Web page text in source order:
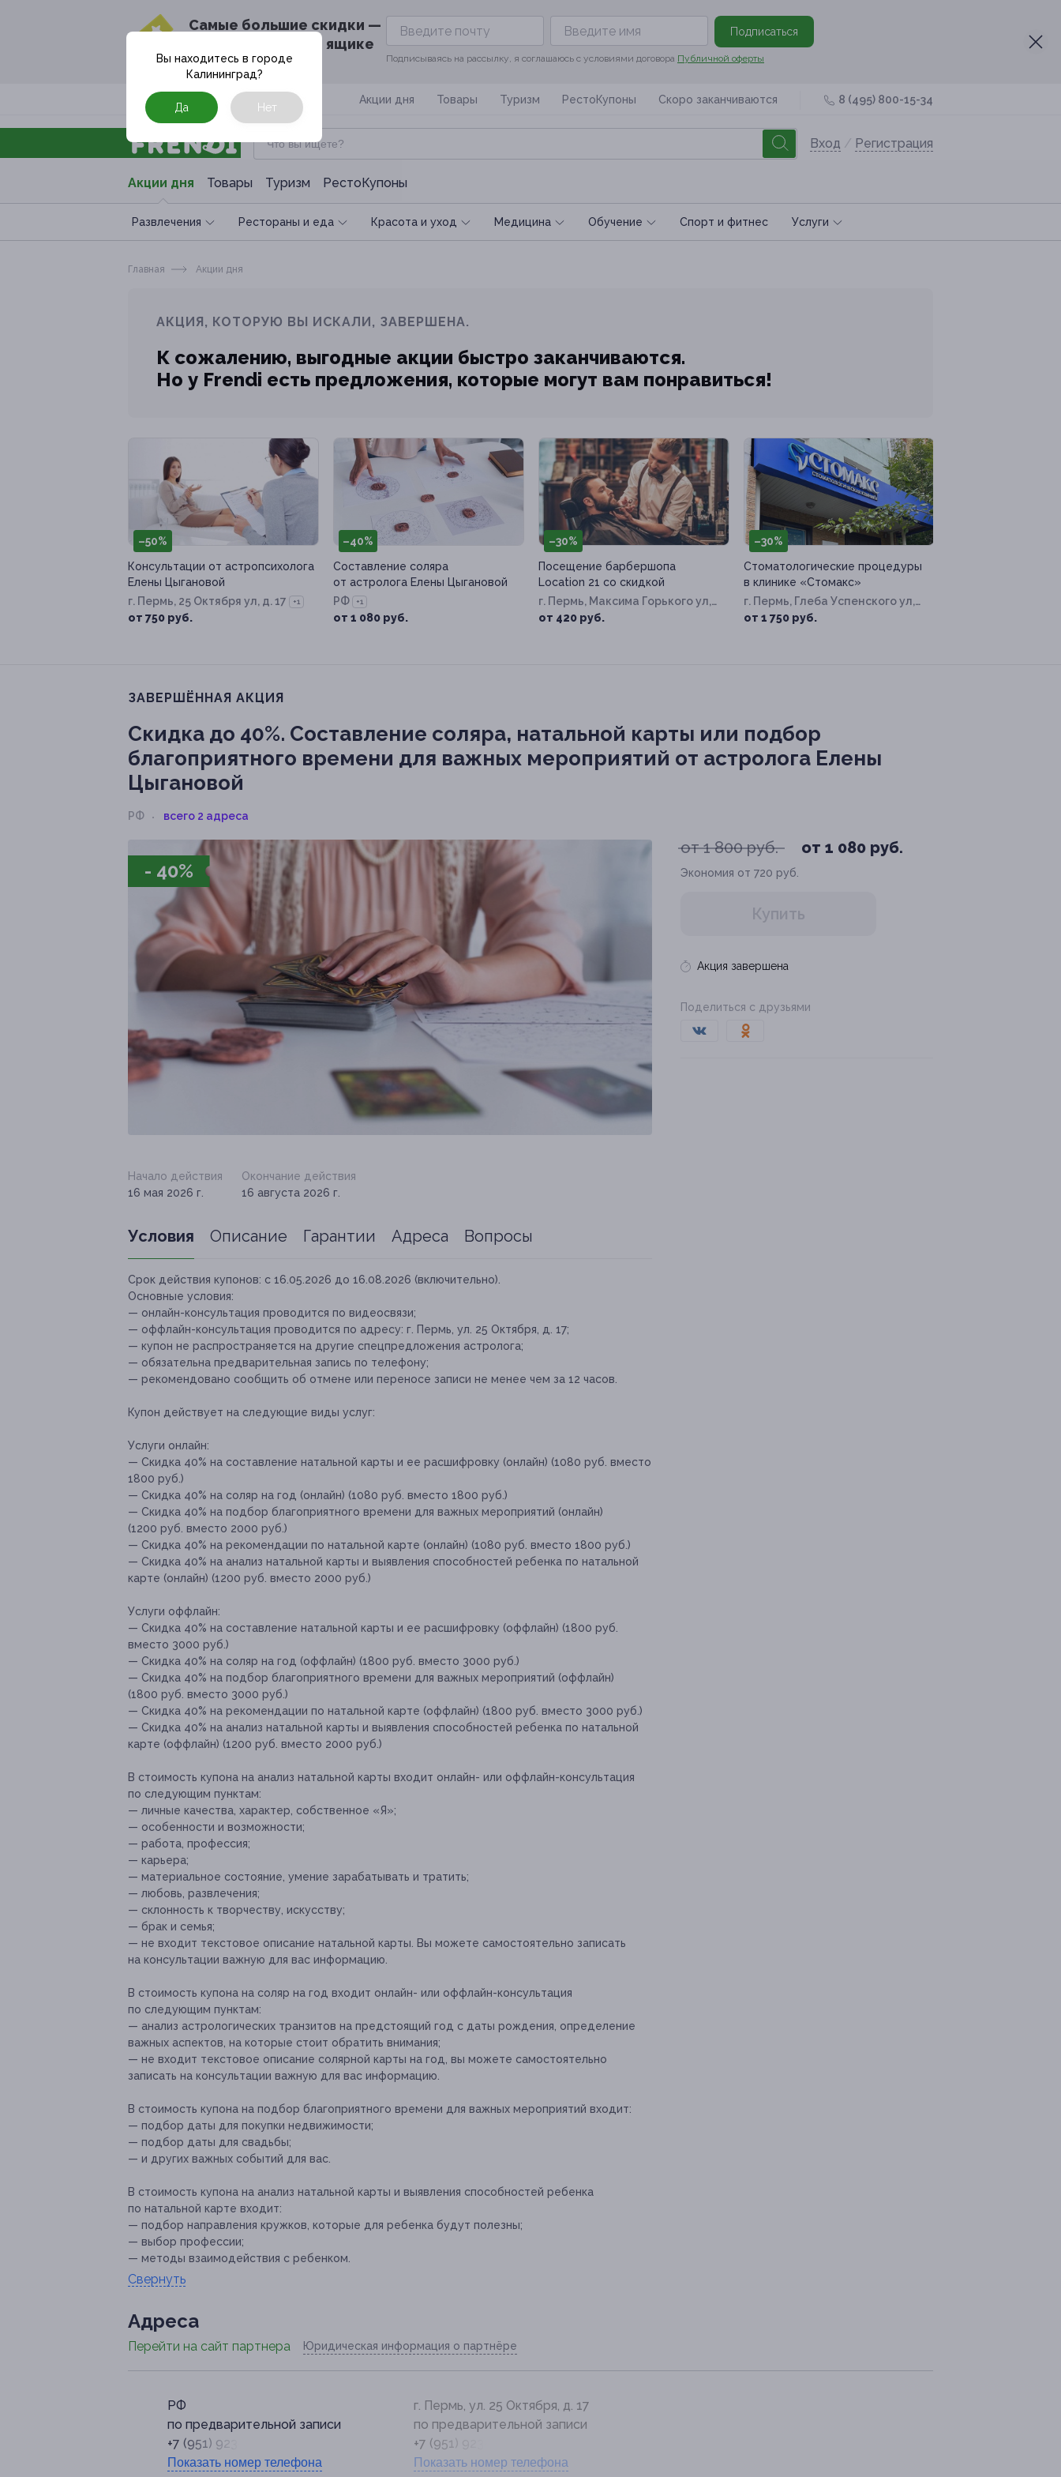
Cамые большие скидки —
в твоём почтовом ящике
Подписаться
Подписываясь на рассылку, я соглашаюсь с условиями договора Публичной оферты
Москва Акции дня Товары Туризм РестоКупоны Скоро заканчиваются 8 (495) 800-15-34
Вход / Регистрация
Акции дня Товары Туризм РестоКупоны
Развлечения Рестораны и еда Красота и уход Медицина Обучение Спoрт и фитнес Услуги
Вы находитесь в городе
Калининград?
Да Нет
Главная Акции дня
АКЦИЯ, КОТОРУЮ ВЫ ИСКАЛИ, ЗАВЕРШЕНА.
К сожалению, выгодные акции быстро заканчиваются.
Но у Frendi есть предложения, которые могут вам понравиться!
–50%
Консультации от астропсихолога
Елены Цыгановой
г. Пермь, 25 Октября ул, д. 17
+1
от 750 руб.
–40%
Составление соляра
от астролога Елены Цыгановой
РФ
+1
от 1 080 руб.
–30%
Посещение барбершопа
Location 21 со скидкой
г. Пермь, Максима Горького ул,
д. 21
от 420 руб.
–30%
Стоматологические процедуры
в клинике «Стомакс»
г. Пермь, Глеба Успенского ул,
д. 16
от 1 750 руб.
ЗАВЕРШЁННАЯ АКЦИЯ
Скидка до 40%. Составление соляра, натальной карты или подбор
благоприятного времени для важных мероприятий от астролога Елены
Цыгановой
РФ всего 2 адреса
- 40%
от 1 800 руб. от 1 080 руб.
Экономия от 720 руб.
Купить
Акция завершена
Поделиться с друзьями
Начало действия
16 мая 2026 г.
Окончание действия
16 августа 2026 г.
Условия Описание Гарантии Адреса Вопросы
Срок действия купонов: с 16.05.2026 до 16.08.2026 (включительно).
Основные условия:
— онлайн-консультация проводится по видеосвязи;
— оффлайн-консультация проводится по адресу: г. Пермь, ул. 25 Октября, д. 17;
— купон не распространяется на другие спецпредложения астролога;
— обязательна предварительная запись по телефону;
— рекомендовано сообщить об отмене или переносе записи не менее чем за 12 часов.
Купон действует на следующие виды услуг:
Услуги онлайн:
— Скидка 40% на составление натальной карты и ее расшифровку (онлайн) (1080 руб. вместо
1800 руб.)
— Скидка 40% на соляр на год (онлайн) (1080 руб. вместо 1800 руб.)
— Скидка 40% на подбор благоприятного времени для важных мероприятий (онлайн)
(1200 руб. вместо 2000 руб.)
— Скидка 40% на рекомендации по натальной карте (онлайн) (1080 руб. вместо 1800 руб.)
— Скидка 40% на анализ натальной карты и выявления способностей ребенка по натальной
карте (онлайн) (1200 руб. вместо 2000 руб.)
Услуги оффлайн:
— Скидка 40% на составление натальной карты и ее расшифровку (оффлайн) (1800 руб.
вместо 3000 руб.)
— Скидка 40% на соляр на год (оффлайн) (1800 руб. вместо 3000 руб.)
— Скидка 40% на подбор благоприятного времени для важных мероприятий (оффлайн)
(1800 руб. вместо 3000 руб.)
— Скидка 40% на рекомендации по натальной карте (оффлайн) (1800 руб. вместо 3000 руб.)
— Скидка 40% на анализ натальной карты и выявления способностей ребенка по натальной
карте (оффлайн) (1200 руб. вместо 2000 руб.)
В стоимость купона на анализ натальной карты входит онлайн- или оффлайн-консультация
по следующим пунктам:
— личные качества, характер, собственное «Я»;
— особенности и возможности;
— работа, профессия;
— карьера;
— материальное состояние, умение зарабатывать и тратить;
— любовь, развлечения;
— склонность к творчеству, искусству;
— брак и семья;
— не входит текстовое описание натальной карты. Вы можете самостоятельно записать
на консультации важную для вас информацию.
В стоимость купона на соляр на год входит онлайн- или оффлайн-консультация
по следующим пунктам:
— анализ астрологических транзитов на предстоящий год с даты рождения, определение
важных аспектов, на которые стоит обратить внимания;
— не входит текстовое описание солярной карты на год, вы можете самостоятельно
записать на консультации важную для вас информацию.
В стоимость купона на подбор благоприятного времени для важных мероприятий входит:
— подбор даты для покупки недвижимости;
— подбор даты для свадьбы;
— и других важных событий для вас.
В стоимость купона на анализ натальной карты и выявления способностей ребенка
по натальной карте входит:
— подбор направления кружков, которые для ребенка будут полезны;
— выбор профессии;
— методы взаимодействия с ребенком.
Свернуть
Адресa
Перейти на сайт партнера Юридическая информация о партнёре
РФ
по предварительной записи
+7 (951) 923-06-35
Показать номер телефона
г. Пермь, ул. 25 Октября, д. 17
по предварительной записи
+7 (951) 923-06-35
Показать номер телефона